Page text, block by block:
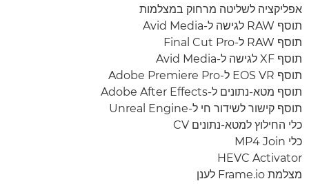
אפליקציה לשליטה מרחוק במצלמות
תוסף RAW לגישה ל-Avid Media
תוסף RAW ל-Final Cut Pro
תוסף XF לגישה ל-Avid Media
תוסף EOS VR ל-Adobe Premiere Pro
תוסף מטא-נתונים ל-Adobe After Effects
תוסף קישור לשידור חי ל-Unreal Engine
כלי החילוץ למטא-נתונים CV
כלי MP4 Join
HEVC Activator
מצלמת Frame.io לענן